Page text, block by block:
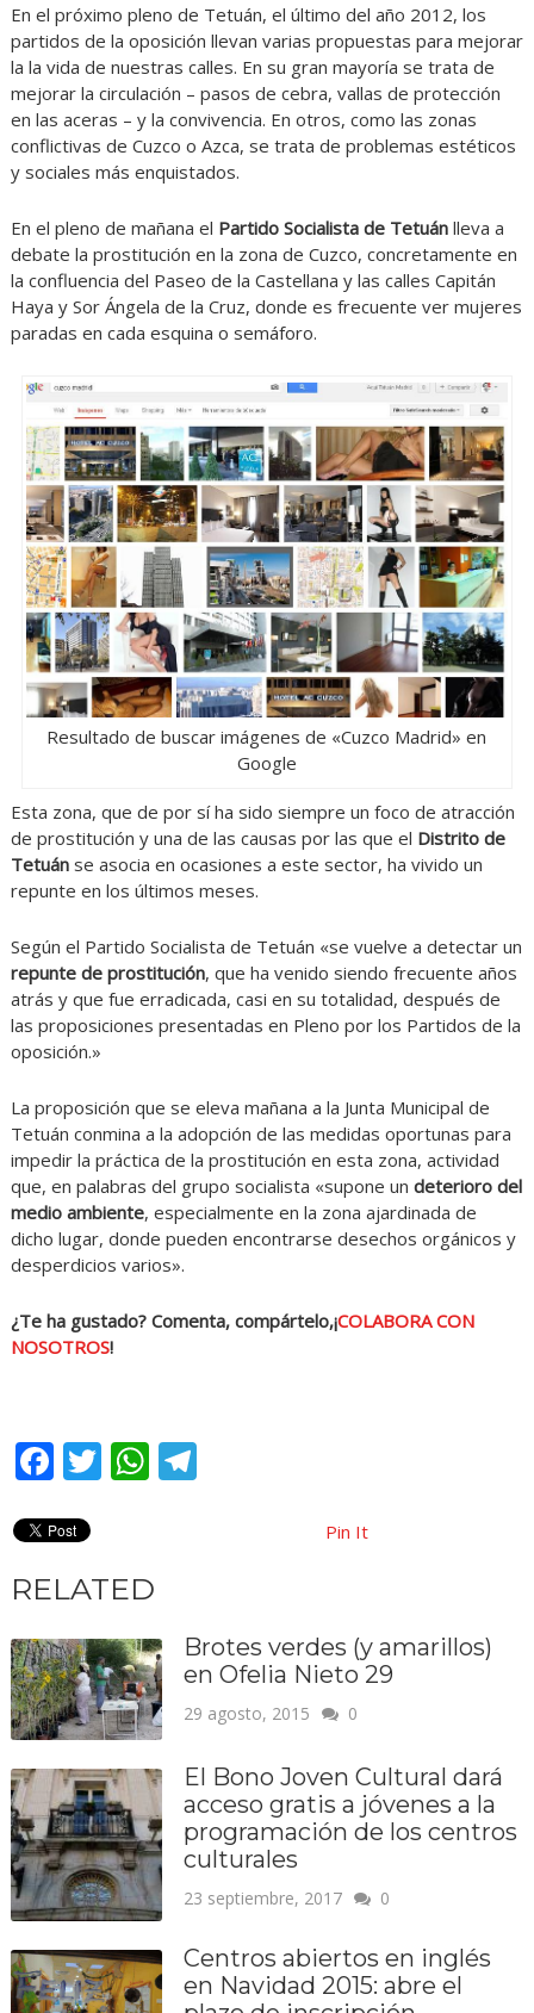
En el próximo pleno de Tetuán, el último del año 2012, los
partidos de la oposición llevan varias propuestas para mejorar
la la vida de nuestras calles. En su gran mayoría se trata de
mejorar la circulación – pasos de cebra, vallas de protección
en las aceras – y la convivencia. En otros, como las zonas
conflictivas de Cuzco o Azca, se trata de problemas estéticos
y sociales más enquistados.
En el pleno de mañana el Partido Socialista de Tetuánlleva a
debate la prostitución en la zona de Cuzco, concretamente en
la confluencia del Paseo de la Castellana y las calles Capitán
Haya y Sor Ángela de la Cruz, donde es frecuente ver mujeres
paradas en cada esquina o semáforo.
Resultado de buscar imágenes de «Cuzco Madrid» en
Google
Esta zona, que de por sí ha sido siempre un foco de atracción
de prostitución y una de las causas por las que el Distrito de
Tetuánse asocia en ocasiones a este sector, ha vivido un
repunte en los últimos meses.
Según el Partido Socialista de Tetuán «se vuelve a detectar un
repunte de prostitución, que ha venido siendo frecuente años
atrás y que fue erradicada, casi en su totalidad, después de
las proposiciones presentadas en Pleno por los Partidos de la
oposición.»
La proposición que se eleva mañana a la Junta Municipal de
Tetuán conmina a la adopción de las medidas oportunas para
impedir la práctica de la prostitución en esta zona, actividad
que, en palabras del grupo socialista «supone un deterioro del
medio ambiente, especialmente en la zona ajardinada de
dicho lugar, donde pueden encontrarse desechos orgánicos y
desperdicios varios».
¿Te ha gustado? Comenta, compártelo,¡COLABORA CON
NOSOTROS!
Facebook
Twitter
WhatsApp
Telegram
Pin It
RELATED
Brotes verdes (y amarillos)
en Ofelia Nieto 29
29 agosto, 2015 0
El Bono Joven Cultural dará
acceso gratis a jóvenes a la
programación de los centros
culturales
23 septiembre, 2017 0
Centros abiertos en inglés
en Navidad 2015: abre el